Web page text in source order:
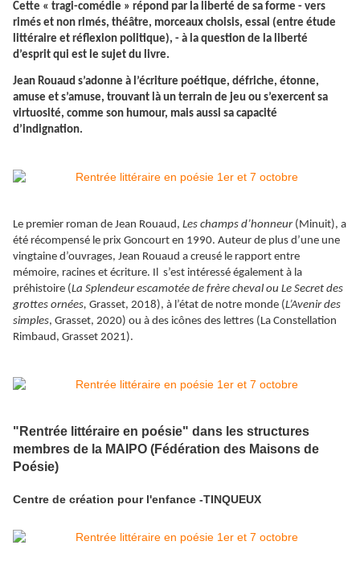
Cette « tragi-comédie » répond par la liberté de sa forme - vers
rimés et non rimés, théâtre, morceaux choisis, essai (entre étude
littéraire et réflexion politique), - à la question de la liberté
d’esprit qui est le sujet du livre.
Jean Rouaud s’adonne à l’écriture poétique, défriche, étonne,
amuse et s’amuse, trouvant là un terrain de jeu ou s’exercent sa
virtuosité, comme son humour, mais aussi sa capacité
d’indignation.
Le premier roman de Jean Rouaud, Les champs d’honneur(Minuit), a
été récompensé le prix Goncourt en 1990. Auteur de plus d’une une
vingtaine d’ouvrages, Jean Rouaud a creusé le rapport entre
mémoire, racines et écriture. Il s’est intéressé également à la
préhistoire (La Splendeur escamotée de frère cheval ou Le Secret des
grottes ornées, Grasset, 2018), à l’état de notre monde (L’Avenir des
simples, Grasset, 2020) ou à des icônes des lettres (La Constellation
Rimbaud, Grasset 2021).
"Rentrée littéraire en poésie" dans les structures
membres de la MAIPO (Fédération des Maisons de
Poésie)
Centre de création pour l'enfance -TINQUEUX